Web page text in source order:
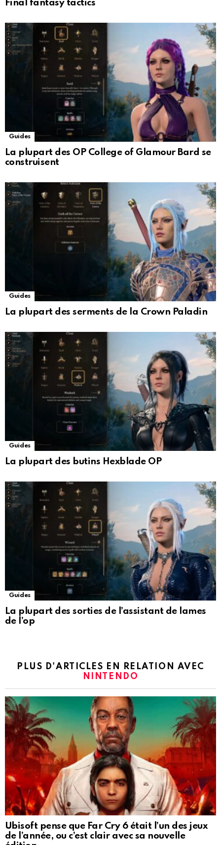
Final fantasy tactics
Guides
La plupart des OP College of Glamour Bard se
construisent
Guides
La plupart des serments de la Crown Paladin
Guides
La plupart des butins Hexblade OP
Guides
La plupart des sorties de l’assistant de lames
de l’op
PLUS D'ARTICLES EN RELATION AVEC
NINTENDO
Ubisoft pense que Far Cry 6 était l’un des jeux
de l’année, ou c’est clair avec sa nouvelle